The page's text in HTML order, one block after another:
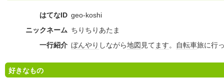
はてなID geo-koshi
ニックネーム ちりちりあたま
一行紹介 ぼんやり しながら地図 見てます。 自転車旅に行
好きなもの